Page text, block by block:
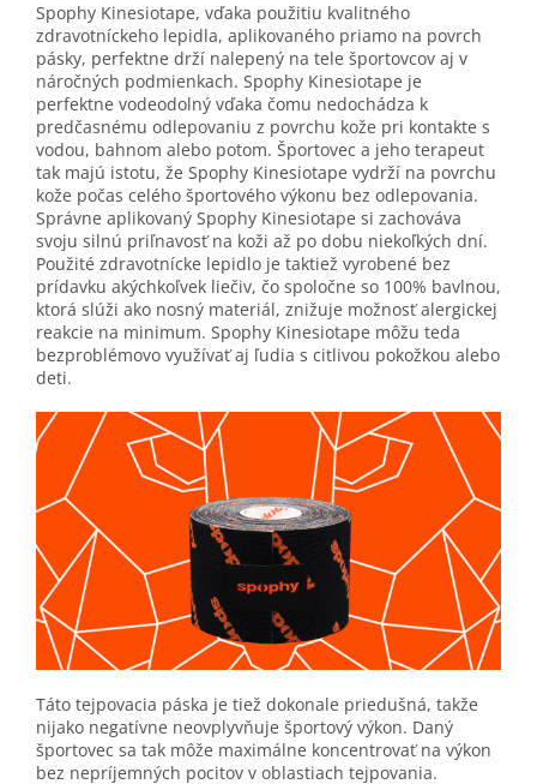
Spophy Kinesiotape, vďaka použitiu kvalitného
zdravotníckeho lepidla, aplikovaného priamo na povrch
pásky, perfektne drží nalepený na tele športovcov aj v
náročných podmienkach. Spophy Kinesiotape je
perfektne vodeodolný vďaka čomu nedochádza k
predčasnému odlepovaniu z povrchu kože pri kontakte s
vodou, bahnom alebo potom. Športovec a jeho terapeut
tak majú istotu, že Spophy Kinesiotape vydrží na povrchu
kože počas celého športového výkonu bez odlepovania.
Správne aplikovaný Spophy Kinesiotape si zachováva
svoju silnú priľnavosť na koži až po dobu niekoľkých dní.
Použité zdravotnícke lepidlo je taktiež vyrobené bez
prídavku akýchkoľvek liečiv, čo spoločne so 100% bavlnou,
ktorá slúži ako nosný materiál, znižuje možnosť alergickej
reakcie na minimum. Spophy Kinesiotape môžu teda
bezproblémovo využívať aj ľudia s citlivou pokožkou alebo
deti.
Táto tejpovacia páska je tiež dokonale priedušná, takže
nijako negatívne neovplyvňuje športový výkon. Daný
športovec sa tak môže maximálne koncentrovať na výkon
bez nepríjemných pocitov v oblastiach tejpovania.